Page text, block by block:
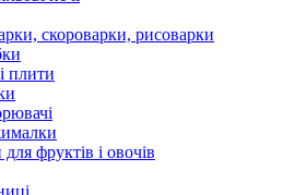
скороварки, рисоварки
плити
фруктів і овочів